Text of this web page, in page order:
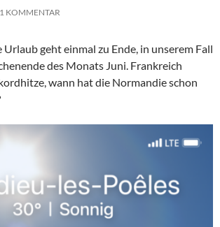
1 KOMMENTAR
geht einmal zu Ende, in unserem Fall
des Monats Juni. Frankreich
wann hat die Normandie schon